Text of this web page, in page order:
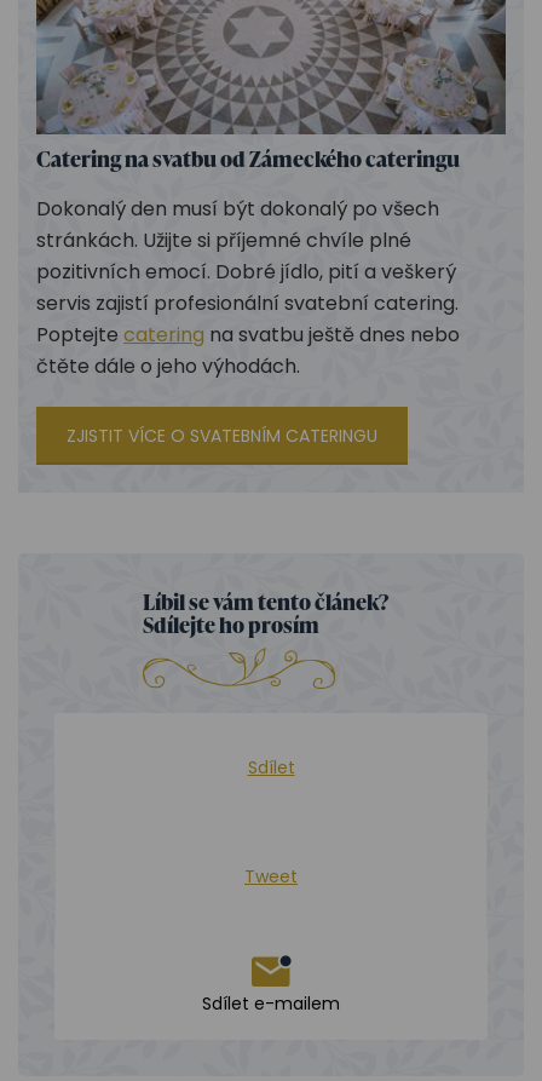
Catering na svatbu od Zámeckého cateringu
Dokonalý den musí být dokonalý po všech
stránkách. Užijte si příjemné chvíle plné
pozitivních emocí. Dobré jídlo, pití a veškerý
servis zajistí profesionální svatební catering.
Poptejte catering na svatbu ještě dnes nebo
čtěte dále o jeho výhodách.
ZJISTIT VÍCE O SVATEBNÍM CATERINGU
Líbil se vám tento článek?
Sdílejte ho prosím
Sdílet
Tweet
Sdílet e-mailem